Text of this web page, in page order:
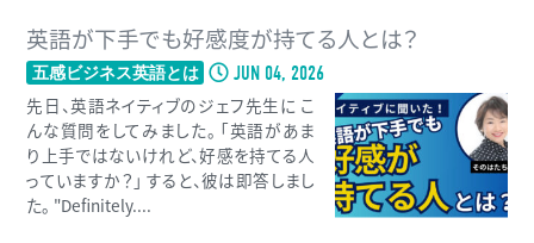
英語が下手でも好感度が持てる人とは？
五感ビジネス英語とは JUN 04, 2026
先日、英語ネイティブのジェフ先生に こ
んな質問をしてみました。 「英語があま
り上手ではないけれど、好感を持てる人
っていますか？」 すると、彼は即答しまし
た。 "Definitely....